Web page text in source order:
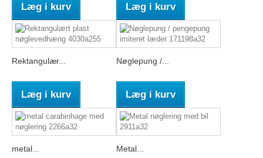
Læg i kurv Læg i kurv
Rektangulær...
Læg i kurv
Nøglepung /...
Læg i kurv
metal... Metal...